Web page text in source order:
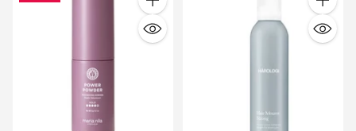
Antall Antall